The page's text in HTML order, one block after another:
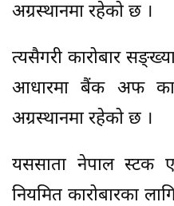
अग्रस्थानमा रहेको छ ।
त्यसैगरी कारोबार
आधारमा बैंक अफ
अग्रस्थानमा रहेको छ ।
यससाता नेपाल स्टक
नियमित कारोबारका